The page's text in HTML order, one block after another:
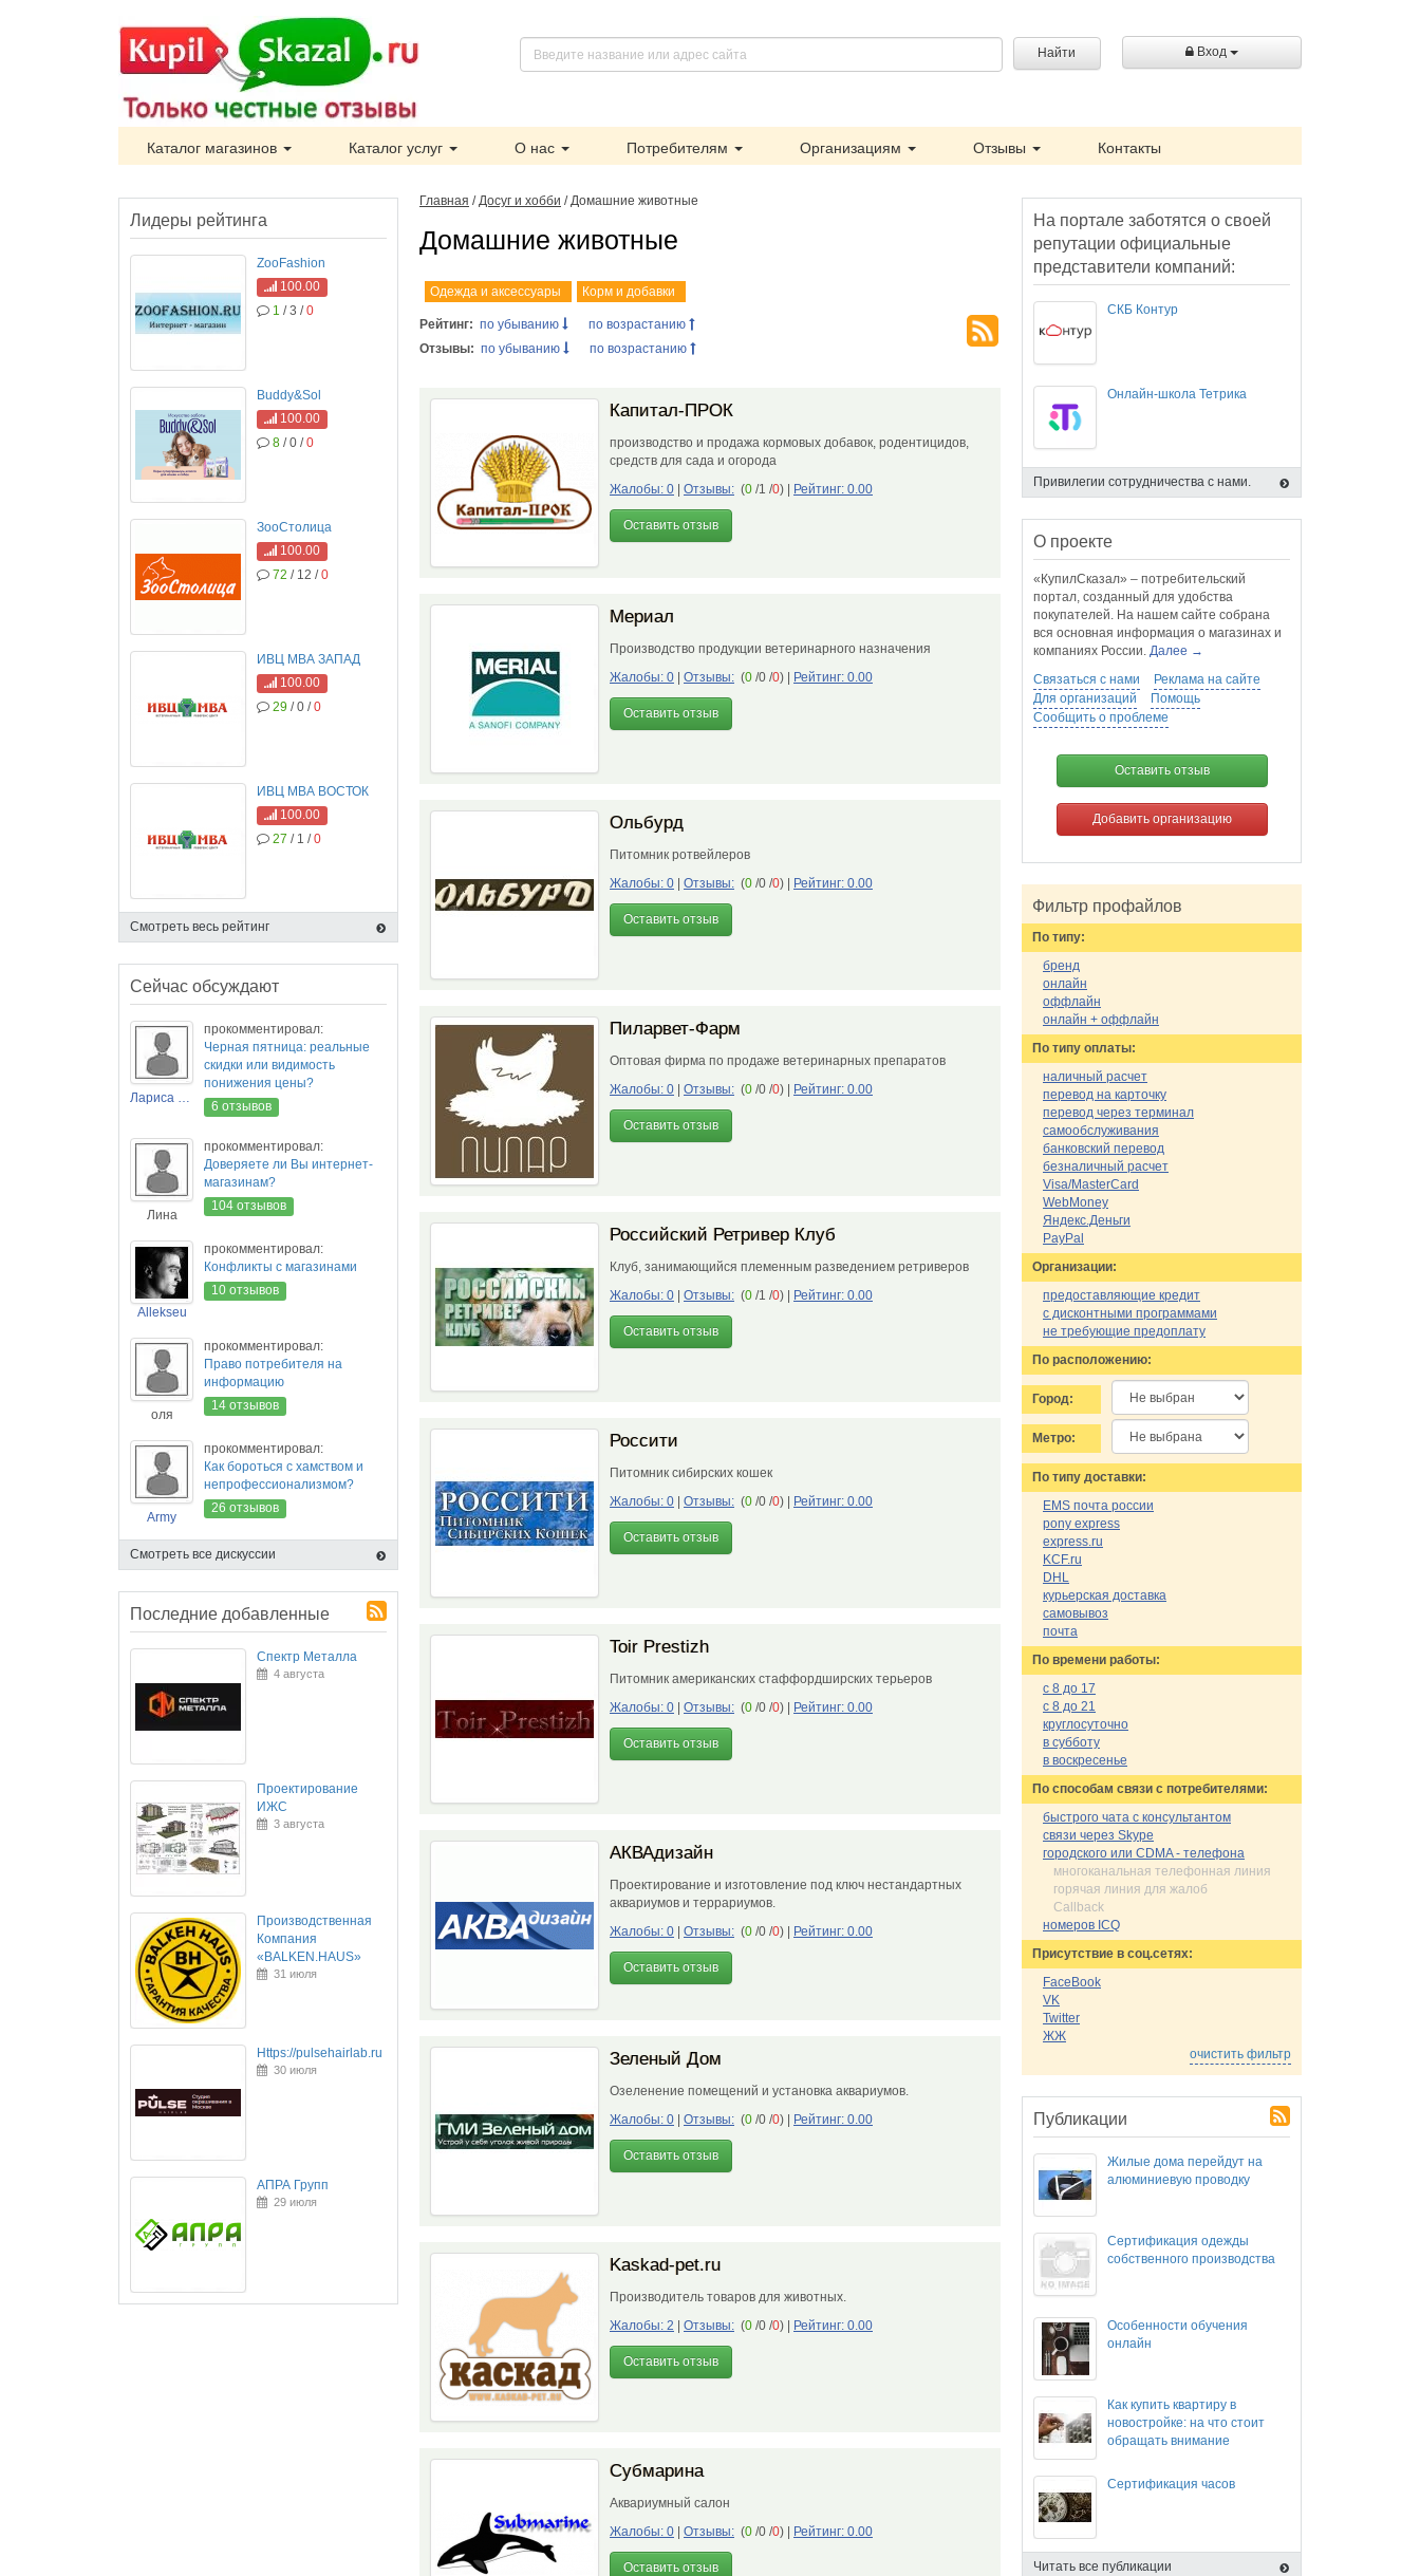
Найти Вход
Каталог магазинов Каталог услуг О нас Потребителям Организациям Отзывы Контакты
Главная /Досуг и хобби / Домашние животные
Домашние животные
Одежда и аксессуары Корм и добавки
Рейтинг: по убыванию
по возрастанию
Отзывы: по убыванию по возрастанию
Капитал-ПРОК
производство и продажа кормовых добавок, родентицидов,
средств для сада и огорода
Жалобы: 0
Отзывы: (0 /1 /0) Рейтинг: 0.00
Оставить отзыв
Мериал
Производство продукции ветеринарного назначения
Жалобы: 0
Отзывы: (0 /0 /0) Рейтинг: 0.00
Оставить отзыв
Ольбурд
Питомник ротвейлеров
Жалобы: 0
Отзывы: (0 /0 /0) Рейтинг: 0.00
Оставить отзыв
Пиларвет-Фарм
Оптовая фирма по продаже ветеринарных препаратов
Жалобы: 0
Отзывы: (0 /0 /0) Рейтинг: 0.00
Оставить отзыв
Российский Ретривер Клуб
Клуб, занимающийся племенным разведением ретриверов
Жалобы: 0
Отзывы: (0 /1 /0) Рейтинг: 0.00
Оставить отзыв
Россити
Питомник сибирских кошек
Жалобы: 0
Отзывы: (0 /0 /0) Рейтинг: 0.00
Оставить отзыв
Toir Prestizh
Питомник американских стаффордширских терьеров
Жалобы: 0
Отзывы: (0 /0 /0) Рейтинг: 0.00
Оставить отзыв
АКВАдизайн
Проектирование и изготовление под ключ нестандартных
аквариумов и террариумов.
Жалобы: 0
Отзывы: (0 /0 /0) Рейтинг: 0.00
Оставить отзыв
Зеленый Дом
Озеленение помещений и установка аквариумов.
Жалобы: 0
Отзывы: (0 /0 /0) Рейтинг: 0.00
Оставить отзыв
Kaskad-pet.ru
Производитель товаров для животных.
Жалобы: 2
Отзывы: (0 /0 /0) Рейтинг: 0.00
Оставить отзыв
Субмарина
Аквариумный салон
Жалобы: 0
Отзывы: (0 /0 /0) Рейтинг: 0.00
Оставить отзыв
Лидеры рейтинга
ZooFashion
100.00
1 / 3 /0
Buddy&Sol
100.00
8 / 0 /0
ЗооСтолица
100.00
72 / 12 /0
ИВЦ МВА ЗАПАД
100.00
29 / 0 /0
ИВЦ МВА ВОСТОК
100.00
27 / 1 /0
Смотреть весь рейтинг
Сейчас обсуждают
Лариса Новикова
прокомментировал:
Черная пятница: реальные
скидки или видимость
понижения цены?
6 отзывов
Лина
прокомментировал:
Доверяете ли Вы интернет-
магазинам?
104 отзывов
Allekseu
прокомментировал:
Конфликты с магазинами
10 отзывов
оля
прокомментировал:
Право потребителя на
информацию
14 отзывов
Army
прокомментировал:
Как бороться с хамством и
непрофессионализмом?
26 отзывов
Смотреть все дискуссии
Последние добавленные
Спектр Металла
4 августа
Проектирование
ИЖС
3 августа
Производственная
Компания
«BALKEN.HAUS»
31 июля
Https://pulsehairlab.ru
30 июля
АПРА Групп
29 июля
На портале заботятся о своей
репутации официальные
представители компаний:
СКБ Контур
Онлайн-школа Тетрика
Привилегии сотрудничества с нами.
О проекте
«КупилСказал» – потребительский
портал, созданный для удобства
покупателей. На нашем сайте собрана
вся основная информация о магазинах и
компаниях России. Далее →
Связаться с нами
Реклама на сайте
Для организаций
Помощь
Сообщить о проблеме
Оставить отзыв
Добавить организацию
Фильтр профайлов
По типу:
бренд
онлайн
оффлайн
онлайн + оффлайн
По типу оплаты:
наличный расчет
перевод на карточку
перевод через терминал
самообслуживания
банковский перевод
безналичный расчет
Visa/MasterCard
WebMoney
Яндекс.Деньги
PayPal
Организации:
предоставляющие кредит
с дисконтными программами
не требующие предоплату
По расположению:
Город:
Метро:
По типу доставки:
EMS почта россии
pony express
express.ru
KCF.ru
DHL
курьерская доставка
самовывоз
почта
По времени работы:
с 8 до 17
с 8 до 21
круглосуточно
в субботу
в воскресенье
По cпособам связи с потребителями:
быстрого чата с консультантом
связи через Skype
городского или CDMA - телефона
многоканальная телефонная линия
горячая линия для жалоб
Callback
номеров ICQ
Присутствие в соц.сетях:
FaceBook
VK
Twitter
ЖЖ
очистить фильтр
Публикации
Жилые дома перейдут на
алюминиевую проводку
Сертификация одежды
собственного производства
Особенности обучения
онлайн
Как купить квартиру в
новостройке: на что стоит
обращать внимание
Сертификация часов
Читать все публикации